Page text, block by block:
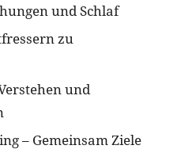
und Schlaf
zu
und
– Gemeinsam Ziele